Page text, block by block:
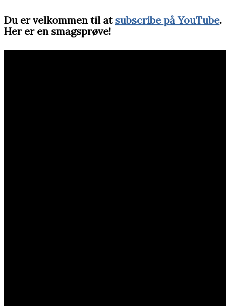
Du er velkommen til at subscribe på YouTube.
Her er en smagsprøve!